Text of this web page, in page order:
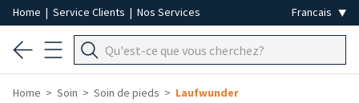
Home | Service Clients | Nos Services
Home Soin Soin de pieds Laufwunder